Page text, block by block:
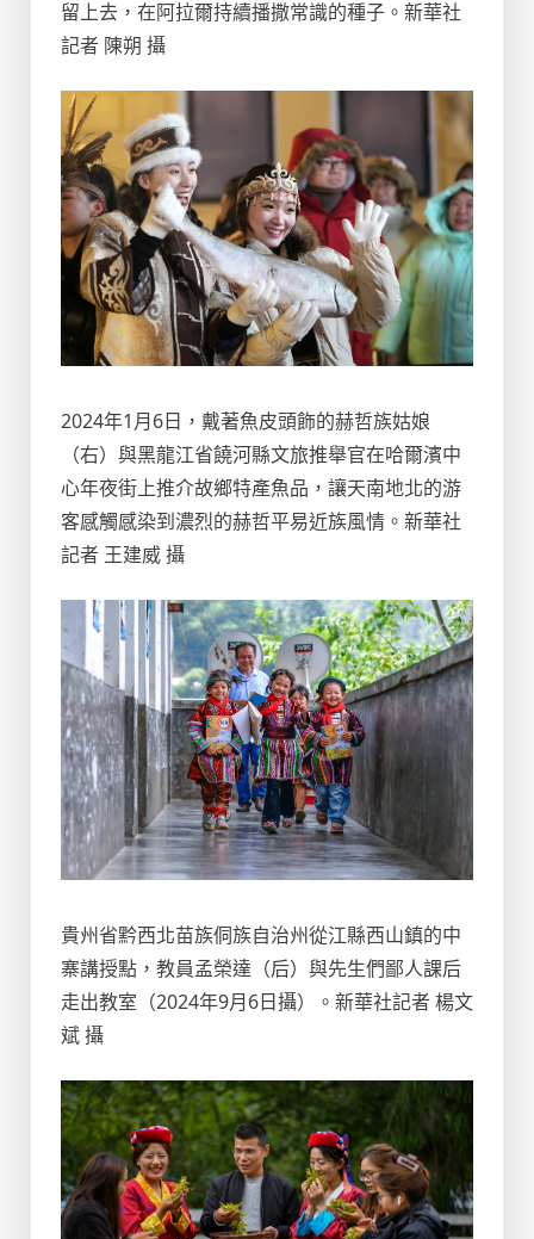
留上去，在阿拉爾持續播撒常識的種子。新華社
記者 陳朔 攝
2024年1月6日，戴著魚皮頭飾的赫哲族姑娘
（右）與黑龍江省饒河縣文旅推舉官在哈爾濱中
心年夜街上推介故鄉特產魚品，讓天南地北的游
客感觸感染到濃烈的赫哲平易近族風情。新華社
記者 王建威 攝
貴州省黔西北苗族侗族自治州從江縣西山鎮的中
寨講授點，教員孟榮達（后）與先生們鄙人課后
走出教室（2024年9月6日攝）。新華社記者 楊文
斌 攝